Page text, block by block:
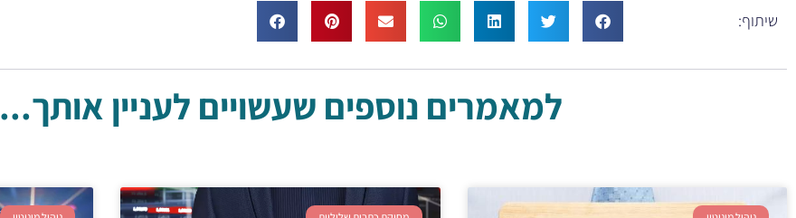
שיתוף:
למאמרים נוספים שעשויים לעניין אותך...